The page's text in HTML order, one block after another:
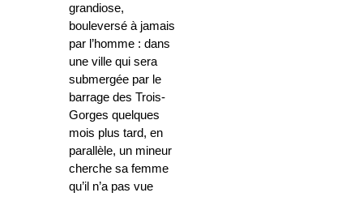
grandiose,
bouleversé à jamais
par l’homme : dans
une ville qui sera
submergée par le
barrage des Trois-
Gorges quelques
mois plus tard, en
parallèle, un mineur
cherche sa femme
qu’il n’a pas vue